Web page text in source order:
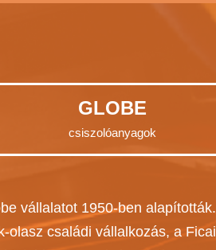
GLOBE
csiszolóanyagok
vállalatot 1950-ben alapították.
olasz családi vállalkozás, a Ficai